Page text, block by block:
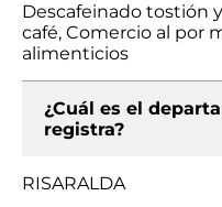
Descafeinado tostión
café, Comercio al por
alimenticios
¿Cuál es el
registra?
RISARALDA